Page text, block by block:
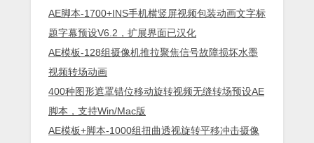
AE脚本-1700+INS手机横竖屏视频包装动画文字标
题字幕预设V6.2，扩展界面已汉化
AE模板-128组摄像机推拉聚焦信号故障损坏水墨
视频转场动画
400种图形遮罩错位移动旋转视频无缝转场预设AE
脚本，支持Win/Mac版
AE模板+脚本-1000组扭曲透视旋转平移冲击摄像